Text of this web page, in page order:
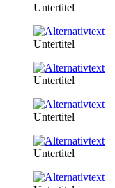
Untertitel
Untertitel
Untertitel
Untertitel
Untertitel